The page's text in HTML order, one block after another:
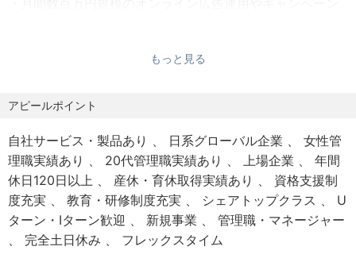
・顧客データ分析ツール（SQL Server、snowflake）
・Google Drive（ドキュメント、スプレッドシート、スラ
イド）
・Google Data Studio
・Google Cloud Platform（BigQuery）
・Tableau
・Search Console
・Ahrefs など
【モデル年収】
- 残業代：月30時間分（別途支給分を想定した金額）
- 賞与（年2回）：業績および個人評価に応じて支給
※実際の年収は、業績や就業実績に応じて変動する可能性が
あります。
■昇給・賞与
※金融業界での実務経験は必須ではありません。
ジネス特有の知識は入社後に習得いただく想定です。
・自律的に課題を発見し、自ら動いてプロジェクトを推進
できる方
・データに基づいたロジカルな思考を大切にできる方
・チームで取り組むことにやりがいを感じられる方
もっと見る
アピールポイント
自社サービス・製品あり 日系グローバル企業
女性管
理職実績あり
20代管理職実績あり 上場企業
年間
休日120日以上
産休・育休取得実績あり
資格支援制
度充実
教育・研修制度充実 シェアトップクラス
U
ターン・Iターン歓迎
新規事業
管理職・マネージャー
完全土日休み
フレックスタイム